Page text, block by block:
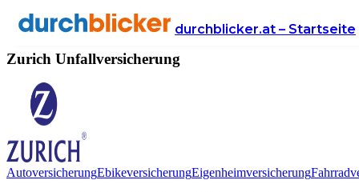
durchblicker.at – Startseite
Anbieter Versicherung unfallversicherung Zurich
Zurich Unfallversicherung
AutoversicherungEbikeversicherungEigenheimversicherung